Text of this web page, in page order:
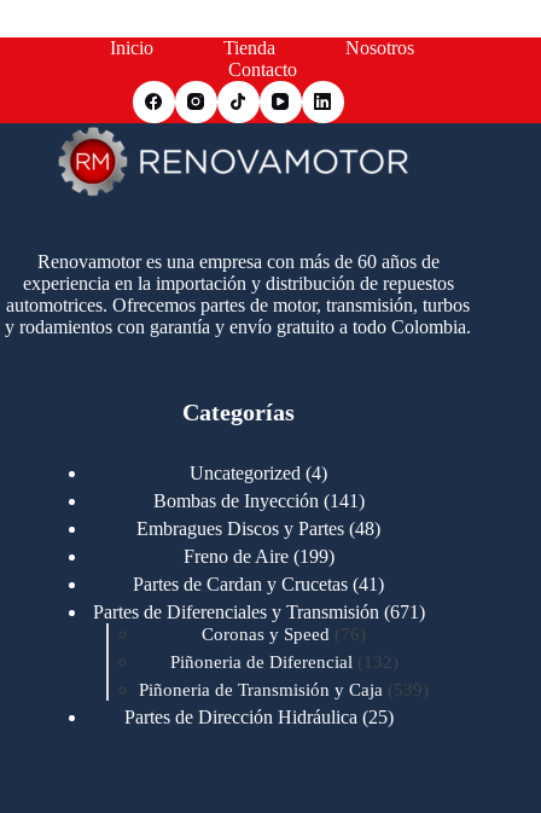
Inicio Tienda
Nosotros
Contacto
Renovamotor es una empresa con más de 60 años de
experiencia en la importación y distribución de repuestos
automotrices. Ofrecemos partes de motor, transmisión, turbos
y rodamientos con garantía y envío gratuito a todo Colombia.
Categorías
Uncategorized 44
productos
Bombas de Inyección 141141
productos
Embragues Discos y Partes 4848
Freno de Aire 199199
productos
Partes de Cardan y Crucetas 4141
productos
Partes de Diferenciales y Transmisión 671671
Coronas y Speed 7676
productos
Piñoneria de Diferencial 132 132
productos
Piñoneria de Transmisión y Caja 539539
Partes de Dirección Hidráulica 2525